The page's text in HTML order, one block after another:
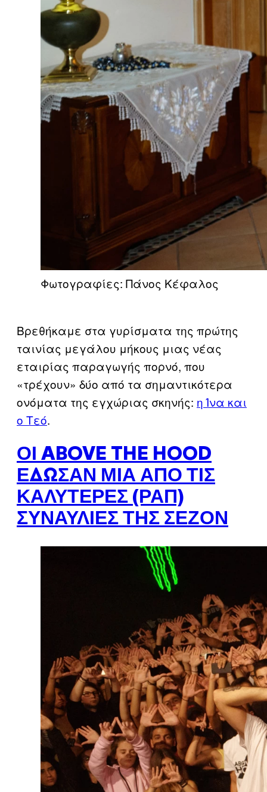
Φωτογραφίες: Πάνος Κέφαλος
Βρεθήκαμε στα γυρίσματα της πρώτης
ταινίας μεγάλου μήκους μιας νέας
εταιρίας παραγωγής πορνό, που
«τρέχουν» δύο από τα σημαντικότερα
ονόματα της εγχώριας σκηνής: η Ίνα και
ο Τεό.
ΟΙ ABOVE THE HOOD
ΈΔΩΣΑΝ ΜΙΑ ΑΠΌ ΤΙΣ
ΚΑΛΎΤΕΡΕΣ (ΡΑΠ)
ΣΥΝΑΥΛΊΕΣ ΤΗΣ ΣΕΖΌΝ